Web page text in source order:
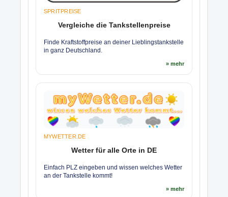
SPRITPREISE
Vergleiche die Tankstellenpreise
Finde Kraftstoffpreise an deiner Lieblingstankstelle
in ganz Deutschland.
» mehr
MYWETTER.DE
Wetter für alle Orte in DE
Einfach PLZ eingeben und wissen welches Wetter
an der Tankstelle kommt!
» mehr